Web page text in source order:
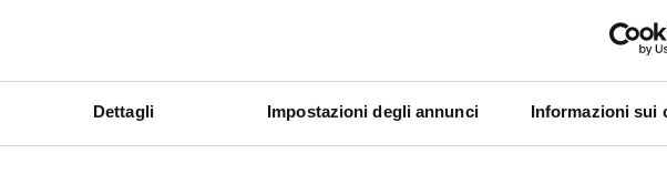
Dettagli Impostazioni degli annunci Informazioni sui